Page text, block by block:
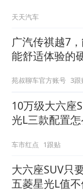
天天汽车
广汽传祺越7
能舒适体验的
苑叔聊车官方账号 3跟
10万级大六座
光L三款配置怎
车市红点 1跟贴
大六座SUV只
五菱星光L值不